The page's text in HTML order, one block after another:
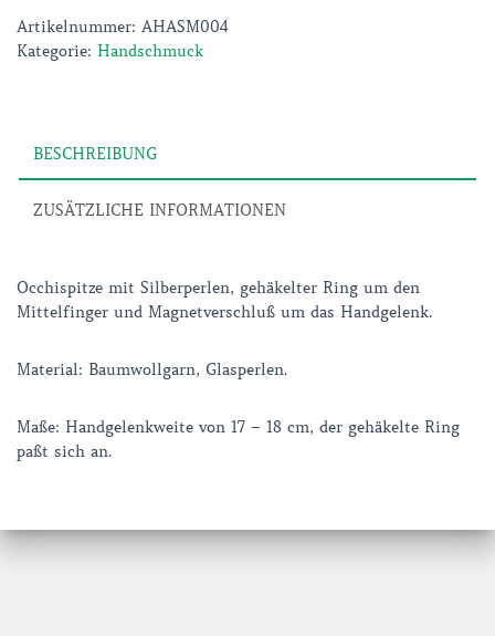
Artikelnummer: AHASM004
Kategorie: Handschmuck
BESCHREIBUNG
ZUSÄTZLICHE INFORMATIONEN
Occhispitze mit Silberperlen, gehäkelter Ring um den
Mittelfinger und Magnetverschluß um das Handgelenk.
Material: Baumwollgarn, Glasperlen.
Maße: Handgelenkweite von 17 – 18 cm, der gehäkelte Ring
paßt sich an.